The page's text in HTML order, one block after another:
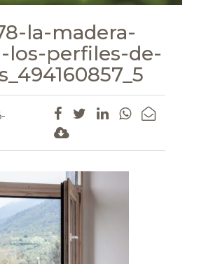
la-madera-
los-perfiles-de-